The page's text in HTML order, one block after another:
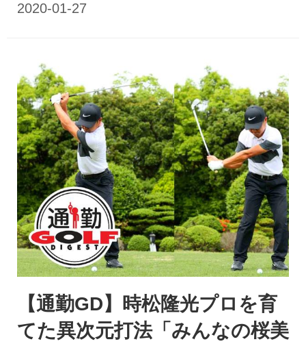
【通勤GD】時松隆光プロを育
てた異次元打法「みんなの桜美